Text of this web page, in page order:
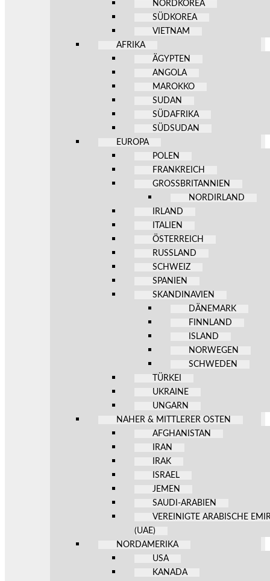
NORDKOREA
SÜDKOREA
VIETNAM
AFRIKA
ÄGYPTEN
ANGOLA
MAROKKO
SUDAN
SÜDAFRIKA
SÜDSUDAN
EUROPA
POLEN
FRANKREICH
GROSSBRITANNIEN
NORDIRLAND
IRLAND
ITALIEN
ÖSTERREICH
RUSSLAND
SCHWEIZ
SPANIEN
SKANDINAVIEN
DÄNEMARK
FINNLAND
ISLAND
NORWEGEN
SCHWEDEN
TÜRKEI
UKRAINE
UNGARN
NAHER & MITTLERER OSTEN
AFGHANISTAN
IRAN
IRAK
ISRAEL
JEMEN
SAUDI-ARABIEN
VEREINIGTE ARABISCHE
(UAE)
NORDAMERIKA
USA
KANADA